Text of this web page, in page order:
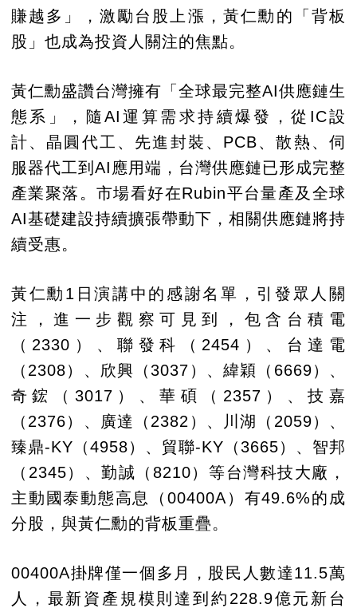
賺越多」，激勵台股上漲，黃仁勳的「背板
股」也成為投資人關注的焦點。
黃仁勳盛讚台灣擁有「全球最完整AI供應鏈生
態系」，隨AI運算需求持續爆發，從IC設
計、晶圓代工、先進封裝、PCB、散熱、伺
服器代工到AI應用端，台灣供應鏈已形成完整
產業聚落。市場看好在Rubin平台量產及全球
AI基礎建設持續擴張帶動下，相關供應鏈將持
續受惠。
黃仁勳1日演講中的感謝名單，引發眾人關
注，進一步觀察可見到，包含台積電
（2330）、聯發科（2454）、台達電
（2308）、欣興（3037）、緯穎（6669）、
奇鋐（3017）、華碩（2357）、技嘉
（2376）、廣達（2382）、川湖（2059）、
臻鼎-KY（4958）、貿聯-KY（3665）、智邦
（2345）、勤誠（8210）等台灣科技大廠，
主動國泰動態高息（00400A）有49.6%的成
分股，與黃仁勳的背板重疊。
00400A掛牌僅一個多月，股民人數達11.5萬
人，最新資產規模則達到約228.9億元新台